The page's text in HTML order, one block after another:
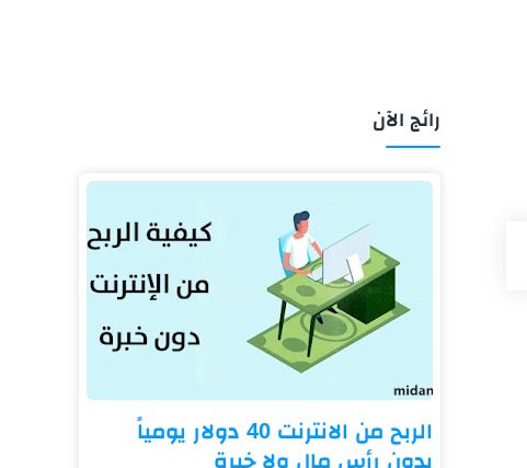
رائج الآن
الربح من الانترنت 40 دولار يومياً
بدون رأس مال ولا خبرة